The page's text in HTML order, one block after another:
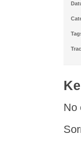
No